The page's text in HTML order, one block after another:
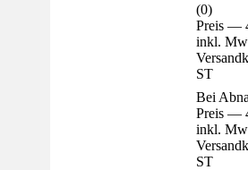
(0)
Preis —
inkl.
ST
Bei
Preis —
inkl.
ST